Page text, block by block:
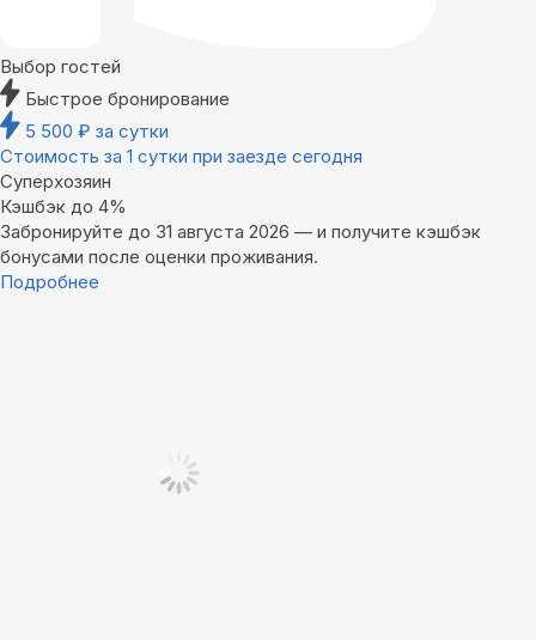
Выбор гостей
Быстрое бронирование
5 500 ₽ за сутки
Стоимость за 1 сутки при заезде сегодня
Суперхозяин
Кэшбэк до 4%
Забронируйте до 31 августа 2026 — и получите кэшбэк
бонусами после оценки проживания.
Подробнее